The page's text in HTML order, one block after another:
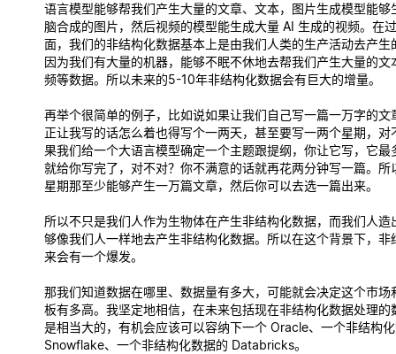
语言模型能够帮我们产生大量的文章、文本，图片生成模型能够
脑合成的图片，然后视频的模型能生成大量 AI 生成的视频。在
面，我们的非结构化数据基本上是由我们人类的生产活动去产生
因为我们有大量的机器，能够不眠不休地去帮我们产生大量的文
频等数据。所以未来的5-10年非结构化数据会有巨大的增量。
再举个很简单的例子，比如说如果让我们自己写一篇一万字的文
正让我写的话怎么着也得写个一两天，甚至要写一两个星期，对
果我们给一个大语言模型确定一个主题跟提纲，你让它写，它最
就给你写完了，对不对？你不满意的话就再花两分钟写一篇。所
星期那至少能够产生一万篇文章，然后你可以去选一篇出来。
所以不只是我们人作为生物体在产生非结构化数据，而我们人造
够像我们人一样地去产生非结构化数据。所以在这个背景下，非
来会有一个爆发。
那我们知道数据在哪里、数据量有多大，可能就会决定这个市场
板有多高。我坚定地相信，在未来包括现在非结构化数据处理的
是相当大的，有机会应该可以容纳下一个 Oracle、一个非结构
Snowflake、一个非结构化数据的 Databricks。